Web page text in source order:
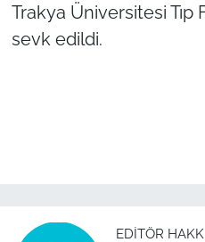
Trakya Üniversitesi Tıp
sevk edildi.
EDITÖR
Bölge